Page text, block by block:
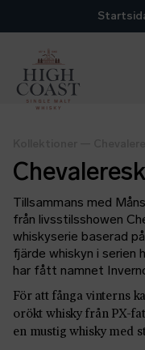
Tillsammans med
från livsstilsshowen
whiskyserie baserad
fjärde whiskyn i serien
har fått namnet
För att fånga vinterns
orökt whisky från PX-
en mustig whisky med